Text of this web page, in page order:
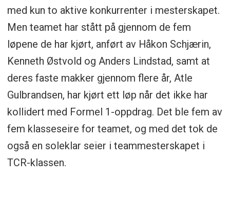
med kun to aktive konkurrenter i mesterskapet.
Men teamet har stått på gjennom de fem
løpene de har kjørt, anført av Håkon Schjærin,
Kenneth Østvold og Anders Lindstad, samt at
deres faste makker gjennom flere år, Atle
Gulbrandsen, har kjørt ett løp når det ikke har
kollidert med Formel 1-oppdrag. Det ble fem av
fem klasseseire for teamet, og med det tok de
også en soleklar seier i teammesterskapet i
TCR-klassen.